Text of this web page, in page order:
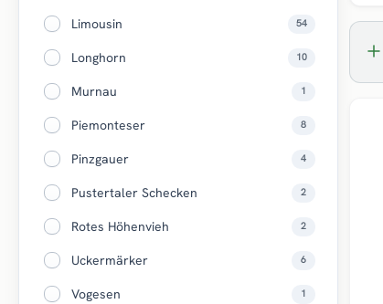
Limousin 54
Longhorn 10
Murnau 1
Piemonteser 8
Pinzgauer 4
Pustertaler Schecken 2
Rotes Höhenvieh 2
Uckermärker 6
Vogesen 1